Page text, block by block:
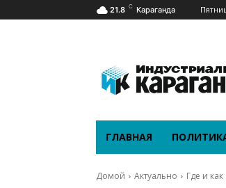
21.8 C Караганда
ГЛАВНАЯ
Домой Актуально Где и